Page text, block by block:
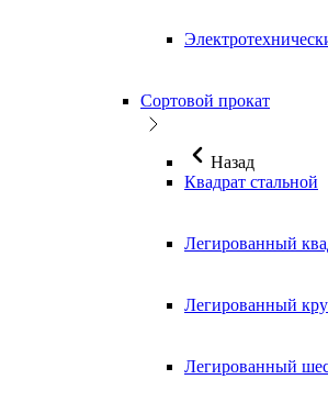
Сортовой прокат
Назад
Квадрат стальной
Легированный
Легированный
Легированный